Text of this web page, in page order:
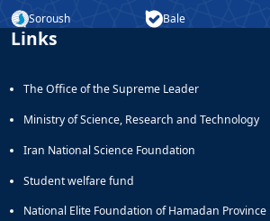
Soroush Bale
Links
The Office of the Supreme Leader
Ministry of Science, Research and Technology
Iran National Science Foundation
Student welfare fund
National Elite Foundation of Hamadan Province